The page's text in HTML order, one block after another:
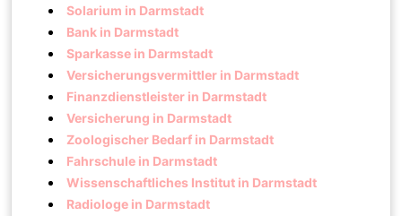
Solarium in Darmstadt
Bank in Darmstadt
Sparkasse in Darmstadt
Versicherungsvermittler in Darmstadt
Finanzdienstleister in Darmstadt
Versicherung in Darmstadt
Zoologischer Bedarf in Darmstadt
Fahrschule in Darmstadt
Wissenschaftliches Institut in Darmstadt
Radiologe in Darmstadt